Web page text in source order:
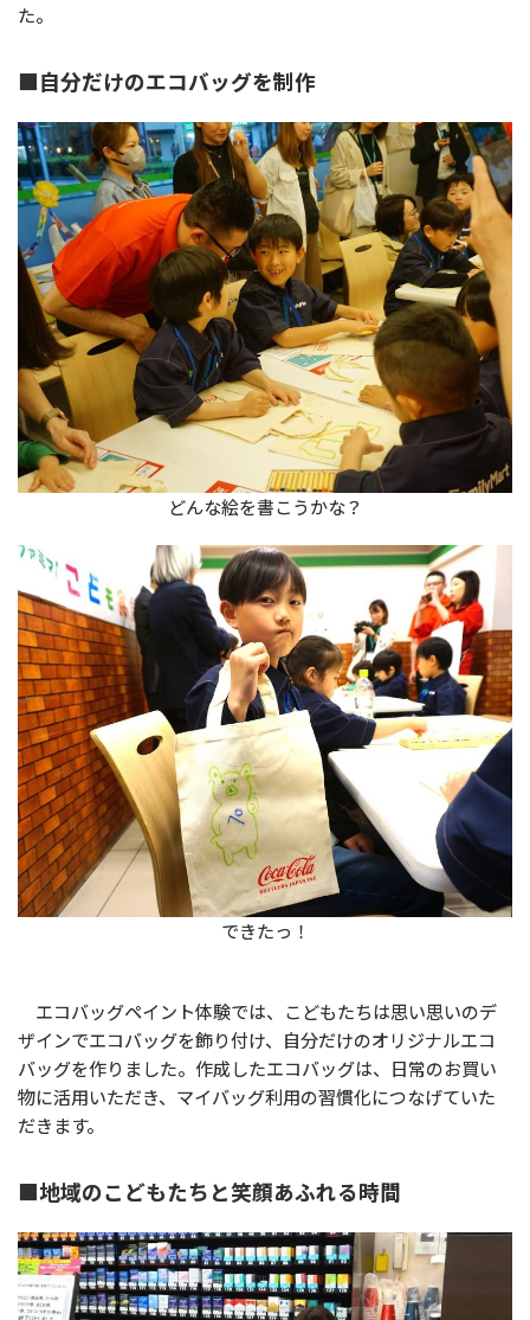
た。
■自分だけのエコバッグを制作
どんな絵を書こうかな？
できたっ！
エコバッグペイント体験では、こどもたちは思い思いのデ
ザインでエコバッグを飾り付け、自分だけのオリジナルエコ
バッグを作りました。作成したエコバッグは、日常のお買い
物に活用いただき、マイバッグ利用の習慣化につなげていた
だきます。
■地域のこどもたちと笑顔あふれる時間